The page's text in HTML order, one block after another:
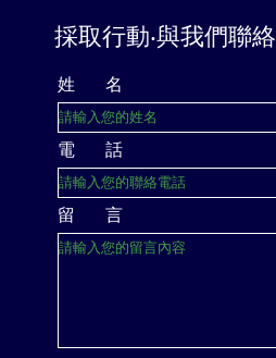
採取行動‧與我們聯絡